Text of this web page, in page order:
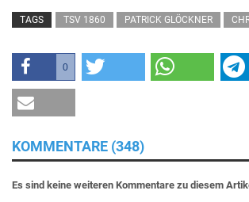
TAGS TSV 1860 PATRICK GLÖCKNER
0
KOMMENTARE (348)
Es sind keine weiteren Kommentare zu diesem